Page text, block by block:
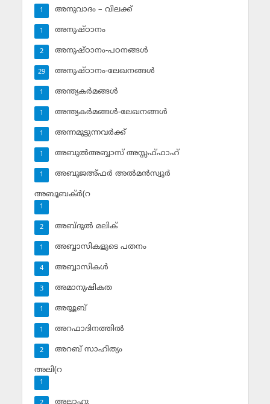
അനുവാദം – വിലക്ക്‌
1
അനുഷ്ഠാനം
1
അനുഷ്ഠാനം-പഠനങ്ങള്‍
2
അനുഷ്ഠാനം-ലേഖനങ്ങള്‍
29
അന്ത്യകര്‍മങ്ങള്‍
1
അന്ത്യകര്‍മങ്ങള്‍-ലേഖനങ്ങള്‍
1
അന്നമൂട്ടുന്നവര്‍ക്ക്
1
അബുല്‍അബ്ബാസ് അസ്സഫ്ഫാഹ്‌
1
അബൂജഅ്ഫര്‍ അല്‍മന്‍സ്വൂര്‍
1
അബൂബക്ര്‍(റ
1
അബ്ദുല്‍ മലിക്‌
2
അബ്ബാസികളുടെ പതനം
1
അബ്ബാസികള്‍
4
അമാനുഷികത
3
അയ്യൂബ്‌
1
അറഫാദിനത്തില്‍
1
അറബ് സാഹിത്യം
2
അലി(റ
1
അല്ലാഹു